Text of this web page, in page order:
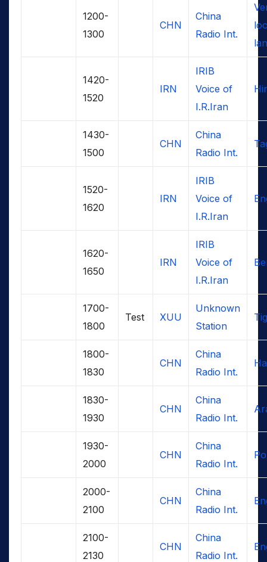
1200-
1300
CHN
China
Radio Int.
1420-
1520
IRN
IRIB
Voice of
I.R.Iran
1430-
1500
CHN
China
Radio Int.
1520-
1620
IRN
IRIB
Voice of
I.R.Iran
1620-
1650
IRN
IRIB
Voice of
I.R.Iran
1700-
1800
Test XUU
Unknown
Station
1800-
1830
CHN
China
Radio Int.
1830-
1930
CHN
China
Radio Int.
1930-
2000
CHN
China
Radio Int.
2000-
2100
CHN
China
Radio Int.
2100-
2130
CHN
China
Radio Int.